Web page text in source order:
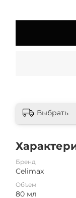
Выбрать
Бренд
Celimax
Объем
80 мл